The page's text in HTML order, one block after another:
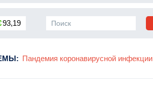
93,19
: Пандемия коронавирусной инфекции